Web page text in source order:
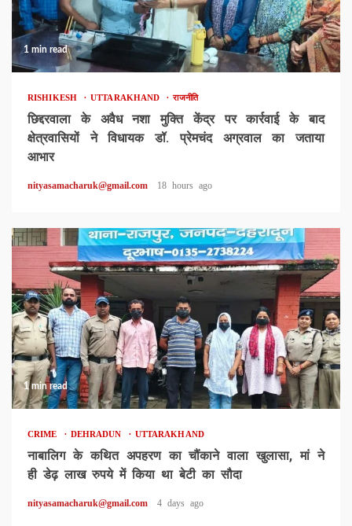
1 min read
RISHIKESH UTTARAKHAND राजनीति
छिद्दरवाला के अवैध नशा मुक्ति केंद्र पर कार्रवाई के बाद
क्षेत्रवासियों ने विधायक डॉ. प्रेमचंद अग्रवाल का जताया
आभार
nityasamacharuk@gmail.com 18 hours ago
1 min read
CRIME DEHRADUN UTTARAKHAND
नाबालिग के कथित अपहरण का चौंकाने वाला खुलासा, मां ने
ही डेढ़ लाख रुपये में किया था बेटी का सौदा
nityasamacharuk@gmail.com 4 days ago